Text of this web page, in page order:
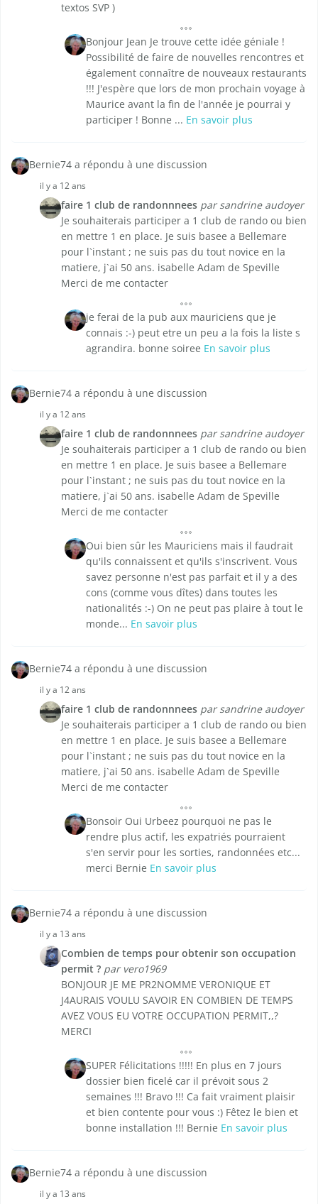
textos SVP )
Bonjour Jean Je trouve cette idée géniale !
Possibilité de faire de nouvelles rencontres et
également connaître de nouveaux restaurants
!!! J'espère que lors de mon prochain voyage à
Maurice avant la fin de l'année je pourrai y
participer ! Bonne ... En savoir plus
Bernie74 a répondu à une discussion
il y a 12 ans
faire 1 club de randonnnees par sandrine audoyer
Je souhaiterais participer a 1 club de rando ou bien
en mettre 1 en place. Je suis basee a Bellemare
pour l`instant ; ne suis pas du tout novice en la
matiere, j`ai 50 ans. isabelle Adam de Speville
Merci de me contacter
je ferai de la pub aux mauriciens que je
connais :-) peut etre un peu a la fois la liste s
agrandira. bonne soiree En savoir plus
Bernie74 a répondu à une discussion
il y a 12 ans
faire 1 club de randonnnees par sandrine audoyer
Je souhaiterais participer a 1 club de rando ou bien
en mettre 1 en place. Je suis basee a Bellemare
pour l`instant ; ne suis pas du tout novice en la
matiere, j`ai 50 ans. isabelle Adam de Speville
Merci de me contacter
Oui bien sûr les Mauriciens mais il faudrait
qu'ils connaissent et qu'ils s'inscrivent. Vous
savez personne n'est pas parfait et il y a des
cons (comme vous dîtes) dans toutes les
nationalités :-) On ne peut pas plaire à tout le
monde... En savoir plus
Bernie74 a répondu à une discussion
il y a 12 ans
faire 1 club de randonnnees par sandrine audoyer
Je souhaiterais participer a 1 club de rando ou bien
en mettre 1 en place. Je suis basee a Bellemare
pour l`instant ; ne suis pas du tout novice en la
matiere, j`ai 50 ans. isabelle Adam de Speville
Merci de me contacter
Bonsoir Oui Urbeez pourquoi ne pas le
rendre plus actif, les expatriés pourraient
s'en servir pour les sorties, randonnées etc...
merci Bernie En savoir plus
Bernie74 a répondu à une discussion
il y a 13 ans
Combien de temps pour obtenir son occupation
permit ? par vero1969
BONJOUR JE ME PR2NOMME VERONIQUE ET
J4AURAIS VOULU SAVOIR EN COMBIEN DE TEMPS
AVEZ VOUS EU VOTRE OCCUPATION PERMIT,,?
MERCI
SUPER Félicitations !!!!! En plus en 7 jours
dossier bien ficelé car il prévoit sous 2
semaines !!! Bravo !!! Ca fait vraiment plaisir
et bien contente pour vous :) Fêtez le bien et
bonne installation !!! Bernie En savoir plus
Bernie74 a répondu à une discussion
il y a 13 ans